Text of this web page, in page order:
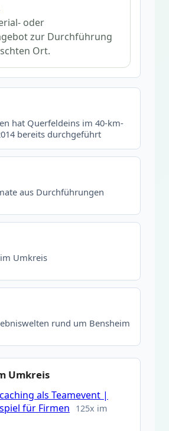
oder
zur Durchführung
Ort.
hat Querfeldeins im 40-km-
bereits durchgeführt
aus Durchführungen
Umkreis
rund um Bensheim
Umkreis
als Teamevent |
für Firmen
125x im